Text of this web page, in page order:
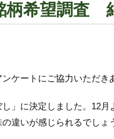
柄希望調査
ケートにご協力いただき
」に決定しました。12
違いが感じられるでし